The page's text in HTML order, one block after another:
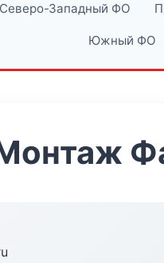
Северо-Западный ФО
Южный ФО